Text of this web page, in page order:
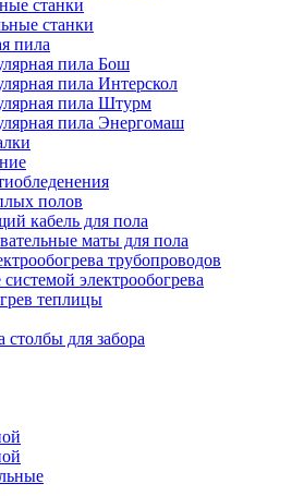
станки
станки
пила
пила Бош
пила Интерскол
пила Штурм
пила Энергомаш
полов
кабель для пола
маты для пола
трубопроводов
электрообогрева
теплицы
столбы для забора